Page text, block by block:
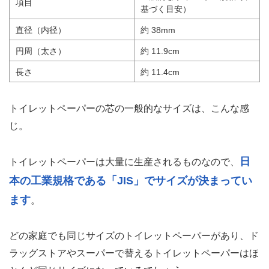
項目
基づく目安）
直径（内径） 約 38mm
円周（太さ） 約 11.9cm
長さ 約 11.4cm
トイレットペーパーの芯の一般的なサイズは、こんな感
じ。
トイレットペーパーは大量に生産されるものなので、
日
本の工業規格である「JIS」でサイズが決まってい
ます。
どの家庭でも同じサイズのトイレットペーパーがあり、ド
ラッグストアやスーパーで替えるトイレットペーパーはほ